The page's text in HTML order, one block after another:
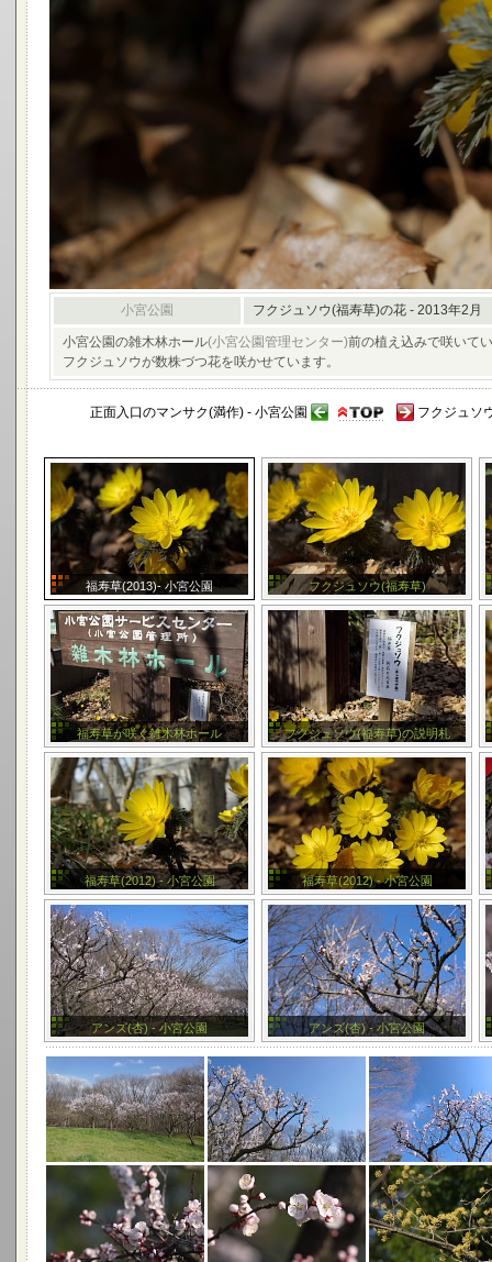
小宮公園 フクジュソウ(福寿草)の花 - 2013年2月
小宮公園の雑木林ホール(小宮公園管理センター)前の植え込みで咲いて
フクジュソウが数株づつ花を咲かせています。
正面入口のマンサク(満作) - 小宮公園 フクジュソ
福寿草(2013)- 小宮公園 フクジュソウ(福寿草)
福寿草が咲く雑木林ホール フクジュソウ(福寿草)の説明札
福寿草(2012) - 小宮公園 福寿草(2012) - 小宮公園
アンズ(杏) - 小宮公園 アンズ(杏) - 小宮公園